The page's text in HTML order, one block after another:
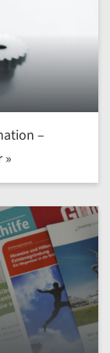
–
Nachhaltig.Effizient.Intelligent | mehr »